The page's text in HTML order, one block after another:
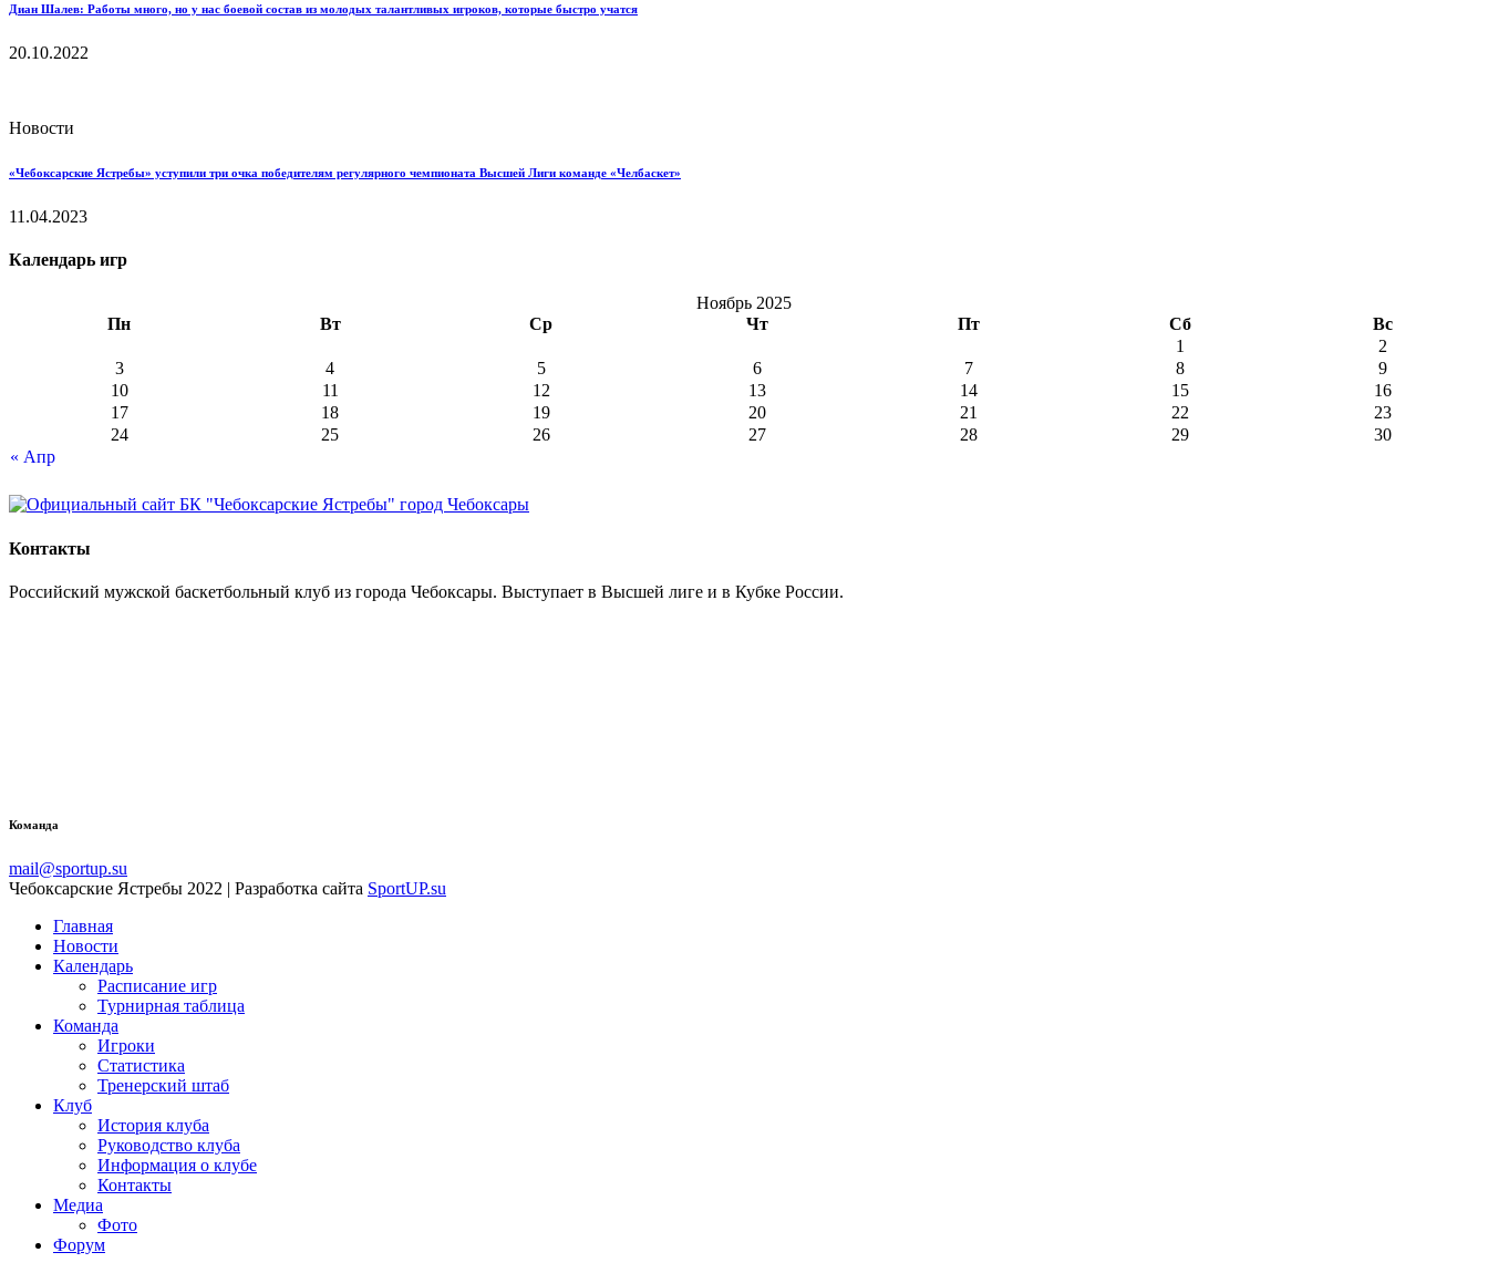
Диан Шалев: Работы много, но у нас боевой состав из молодых талантливых игроков, которые быстро учатся
20.10.2022
Новости
«Чебоксарские Ястребы» уступили три очка победителям регулярного чемпионата Высшей Лиги команде «Челбаскет»
11.04.2023
Календарь игр
Ноябрь 2025
Пн
Вт Ср Чт Пт Сб Вс
« Апр
1
2
3
4 5 6 7 8
9
10
11 12 13 14 15
16
17
18 19 20 21 22
23
24
25 26 27 28 29 30
Контакты
Российский мужской баскетбольный клуб из города Чебоксары. Выступает в Высшей лиге и в Кубке России.
Команда
mail@sportup.su
Чебоксарские Ястребы 2022 | Разработка сайта SportUP.su
Главная
Новости
Календарь
Расписание игр
Турнирная таблица
Команда
Игроки
Статистика
Тренерский штаб
Клуб
История клуба
Руководство клуба
Информация о клубе
Контакты
Медиа
Фото
Форум